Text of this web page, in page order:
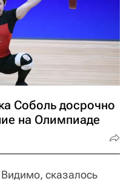
Соболь досрочно
на Олимпиаде
сказалось